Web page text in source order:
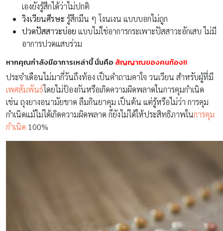
เองยังรู้สึกได้ว่าไม่ปกติ
วิงเวียนศีรษะ รู้สึกมึน ๆ โงนเงน แบบบอกไม่ถูก
ปวดปัสสาวะบ่อย แบบไม่ใช่อาการกระเพาะปัสสาวะอักเสบ ไม่มี
อาการปวดแสบร่วม
หากคุณกำลังมีอาการเหล่านี้ นั่นคือ สัญญาณของคนท้อง!!
ประจำเดือนไม่มากี่วันถึงท้อง เป็นคำถามคาใจ วนเวียน สำหรับผู้ที่มี
เพศสัมพันธ์โดยไม่ป้องกันหรือเกิดความผิดพลาดในการคุมกำเนิด
เช่น ถุงยางอนามัยขาด ลืมกินยาคุม เป็นต้น แต่รู้หรือไม่ว่า การคุม
กำเนิดแม้ไม่ได้เกิดความผิดพลาด ก็ยังไม่ได้ให้ประสิทธิภาพในการคุม
กำเนิด 100%